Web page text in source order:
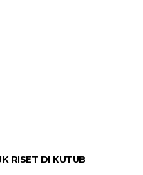
RISET DI KUTUB